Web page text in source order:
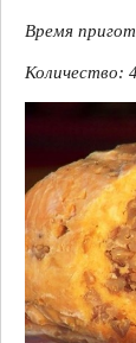
Время
Количество: